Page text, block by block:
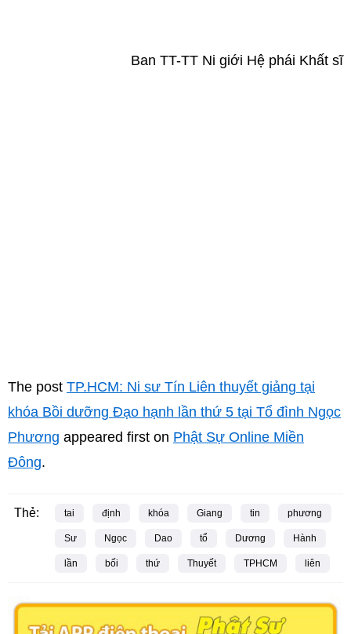
Ban TT-TT Ni giới Hệ phái Khất sĩ
The post TP.HCM: Ni sư Tín Liên thuyết giảng tại
khóa Bồi dưỡng Đạo hạnh lần thứ 5 tại Tổ đình Ngọc
Phương appeared first on Phật Sự Online Miền
Đông.
Thẻ: tai định khóa Giang tin phương
Sư Ngọc Dao tổ Dương Hành
lần bối thứ Thuyết TPHCM liên